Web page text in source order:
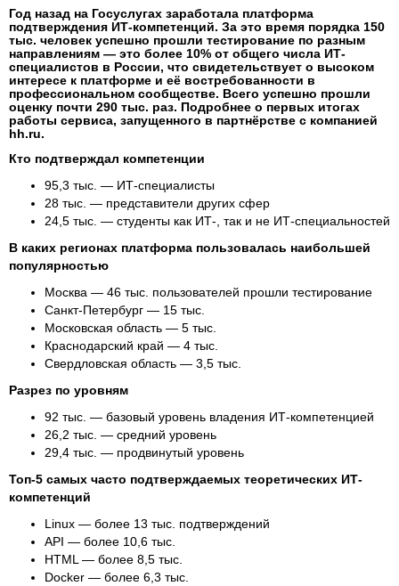
Год назад на Госуслугах заработала платформа
подтверждения ИТ-компетенций. За это время порядка 150
тыс. человек успешно прошли тестирование по разным
направлениям — это более 10% от общего числа ИТ-
специалистов в России, что свидетельствует о высоком
интересе к платформе и её востребованности в
профессиональном сообществе. Всего успешно прошли
оценку почти 290 тыс. раз. Подробнее о первых итогах
работы сервиса, запущенного в партнёрстве с компанией
hh.ru.
Кто подтверждал компетенции
95,3 тыс. — ИТ-специалисты
28 тыс. — представители других сфер
24,5 тыс. — студенты как ИТ-, так и не ИТ-специальностей
В каких регионах платформа пользовалась наибольшей
популярностью
Москва — 46 тыс. пользователей прошли тестирование
Санкт-Петербург — 15 тыс.
Московская область — 5 тыс.
Краснодарский край — 4 тыс.
Свердловская область — 3,5 тыс.
Разрез по уровням
92 тыс. — базовый уровень владения ИТ-компетенцией
26,2 тыс. — средний уровень
29,4 тыс. — продвинутый уровень
Топ-5 самых часто подтверждаемых теоретических ИТ-
компетенций
Linux — более 13 тыс. подтверждений
API — более 10,6 тыс.
HTML — более 8,5 тыс.
Docker — более 6,3 тыс.